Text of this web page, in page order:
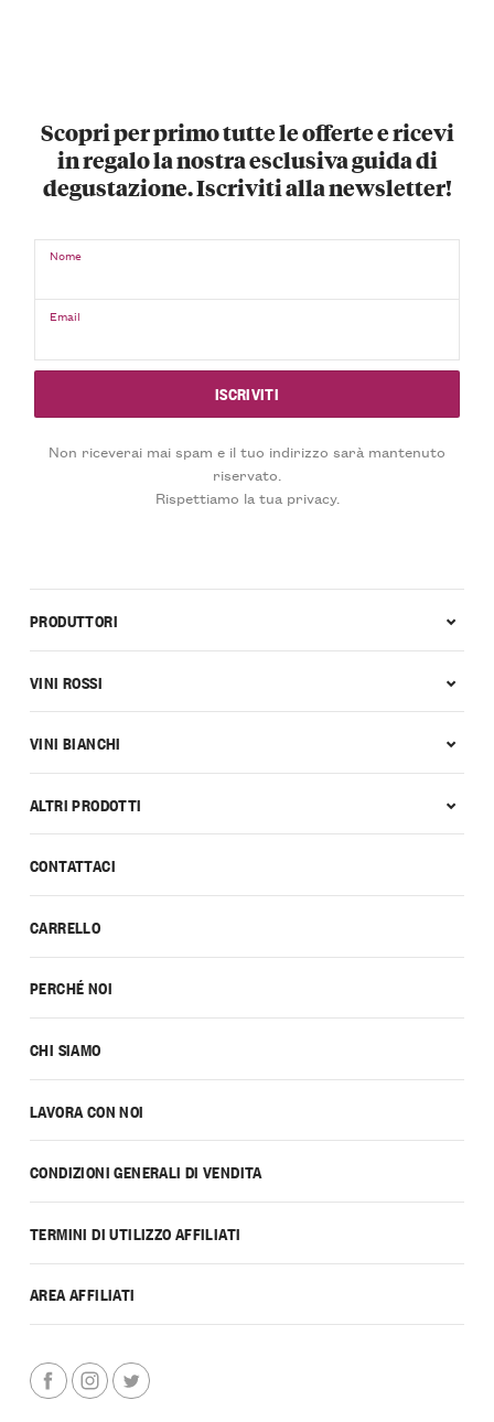
Scopri per primo tutte le offerte e ricevi
in regalo la nostra esclusiva guida di
degustazione. Iscriviti alla newsletter!
Nome
Email
Non riceverai mai spam e il tuo indirizzo sarà mantenuto
riservato.
Rispettiamo la tua privacy.
CONTATTACI
CARRELLO
PERCHÉ NOI
CHI SIAMO
LAVORA CON NOI
CONDIZIONI GENERALI DI VENDITA
TERMINI DI UTILIZZO AFFILIATI
AREA AFFILIATI
PRODUTTORI
VINI ROSSI
VINI BIANCHI
ALTRI PRODOTTI